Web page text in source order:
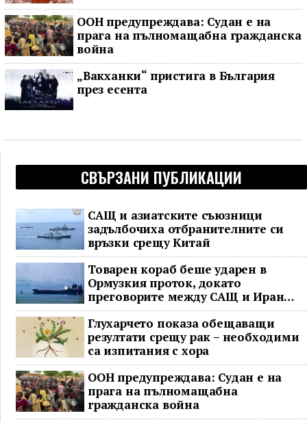
ООН предупреждава: Судан е на
прага на пълномащабна гражданска
война
„Вакханки“ пристига в България
през есента
СВЪРЗАНИ ПУБЛИКАЦИИ
САЩ и азиатските съюзници
задълбочиха отбранителните си
връзки срещу Китай
Товарен кораб беше ударен в
Ормузкия проток, докато
преговорите между САЩ и Иран
останаха в безизходица
Глухарчето показа обещаващи
резултати срещу рак – необходими
са изпитания с хора
ООН предупреждава: Судан е на
прага на пълномащабна
гражданска война